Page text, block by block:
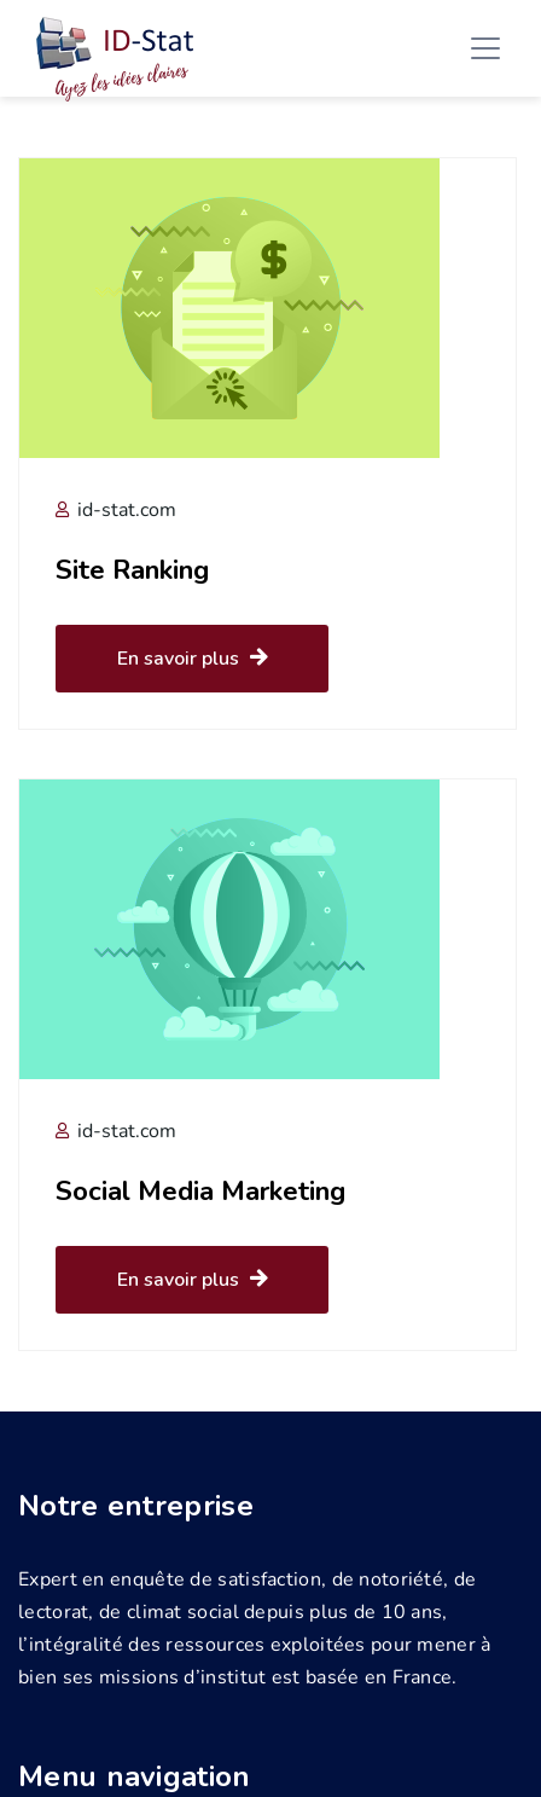
id-stat.com
Site Ranking
En savoir plus
id-stat.com
Social Media Marketing
En savoir plus
Notre entreprise
Expert en enquête de satisfaction, de notoriété, de
lectorat, de climat social depuis plus de 10 ans,
l’intégralité des ressources exploitées pour mener à
bien ses missions d’institut est basée en France.
Menu navigation